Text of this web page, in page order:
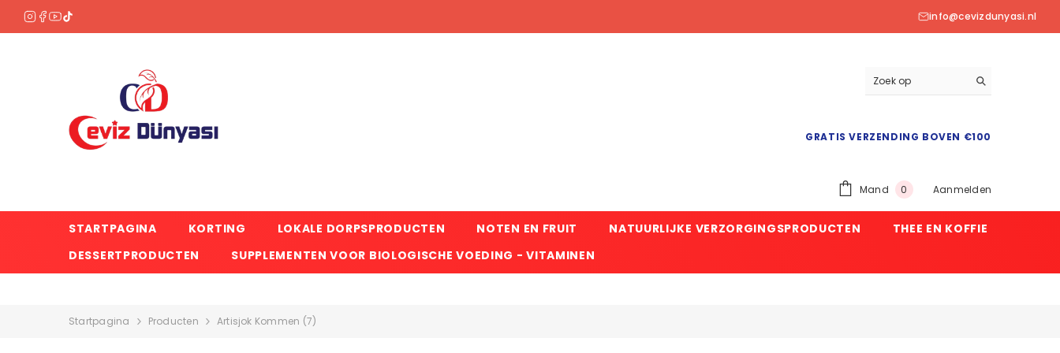
info@cevizdunyasi.nl
GRATIS VERZENDING BOVEN €100
Mand 0 0
Aanmelden
STARTPAGINA KORTING LOKALE DORPSPRODUCTEN NOTEN EN FRUIT NATUURLIJKE VERZORGINGSPRODUCTEN
THEE EN KOFFIE
DESSERTPRODUCTEN
SUPPLEMENTEN VOOR BIOLOGISCHE VOEDING - VITAMINEN
Startpagina Producten Artisjok Kommen (7)